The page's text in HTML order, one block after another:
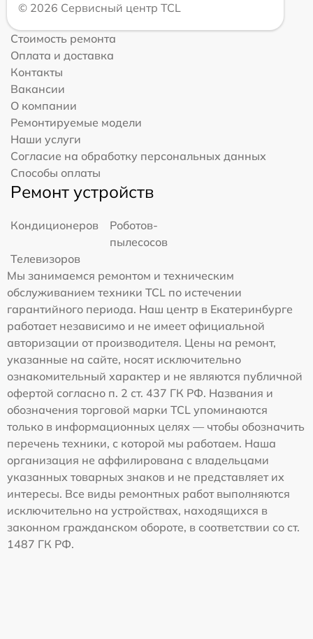
© 2026 Сервисный центр TCL
Стоимость ремонта
Оплата и доставка
Контакты
Вакансии
О компании
Ремонтируемые модели
Наши услуги
Согласие на обработку персональных данных
Способы оплаты
Ремонт устройств
Кондиционеров
Роботов-
пылесосов
Телевизоров
Мы занимаемся ремонтом и техническим
обслуживанием техники TCL по истечении
гарантийного периода. Наш центр в Екатеринбурге
работает независимо и не имеет официальной
авторизации от производителя. Цены на ремонт,
указанные на сайте, носят исключительно
ознакомительный характер и не являются публичной
офертой согласно п. 2 ст. 437 ГК РФ. Названия и
обозначения торговой марки TCL упоминаются
только в информационных целях — чтобы обозначить
перечень техники, с которой мы работаем. Наша
организация не аффилирована с владельцами
указанных товарных знаков и не представляет их
интересы. Все виды ремонтных работ выполняются
исключительно на устройствах, находящихся в
законном гражданском обороте, в соответствии со ст.
1487 ГК РФ.